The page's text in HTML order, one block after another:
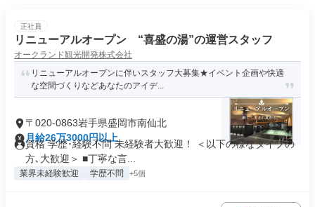
正社員
リニューアルオープン “喜盛の湯”の運営スタッフ
オークランド観光開発株式会社
リニューアルオープンに伴いスタッフ大募集★イベント企画や快適
な空間づくりなどあなたのアイデ...
〒020-0863岩手県盛岡市南仙北
月給26万3000円以上
資格 学歴･経験不問 未経験者大歓迎！ ＜以下の様なタイプの
方､大歓迎＞ ■丁寧な言...
業界未経験歓迎 学歴不問 +5個